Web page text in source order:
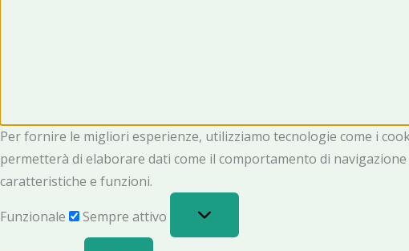
Per fornire le migliori esperienze, utilizziamo tecnologie come i
permetterà di elaborare dati come il comportamento di
caratteristiche e funzioni.
Funzionale
Sempre attivo